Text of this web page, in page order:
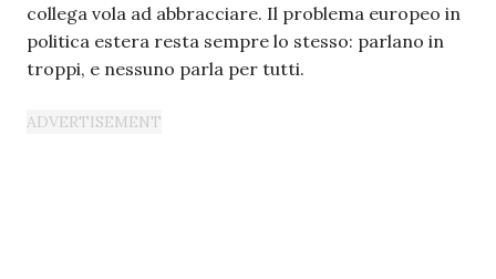
collega vola ad abbracciare. Il problema europeo in
politica estera resta sempre lo stesso: parlano in
troppi, e nessuno parla per tutti.